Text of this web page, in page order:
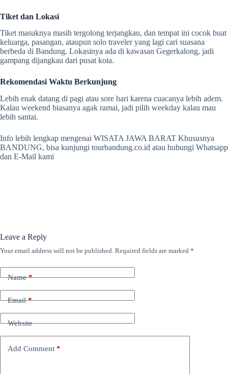
Tiket dan Lokasi
Tiket masuknya masih tergolong terjangkau, dan tempat ini cocok buat
keluarga, pasangan, ataupun solo traveler yang lagi cari suasana
berbeda di Bandung. Lokasinya ada di kawasan Gegerkalong, jadi
gampang dijangkau dari pusat kota.
Rekomendasi Waktu Berkunjung
Lebih enak datang di pagi atau sore hari karena cuacanya lebih adem.
Kalau weekend biasanya agak ramai, jadi pilih weekday kalau mau
lebih santai.
Info lebih lengkap mengenai WISATA JAWA BARAT Khususnya
BANDUNG, bisa kunjungi tourbandung.co.id atau hubungi Whatsapp
dan E-Mail kami
Leave a Reply
Your email address will not be published. Required fields are marked *
Name*
Email*
Website
Add Comment *